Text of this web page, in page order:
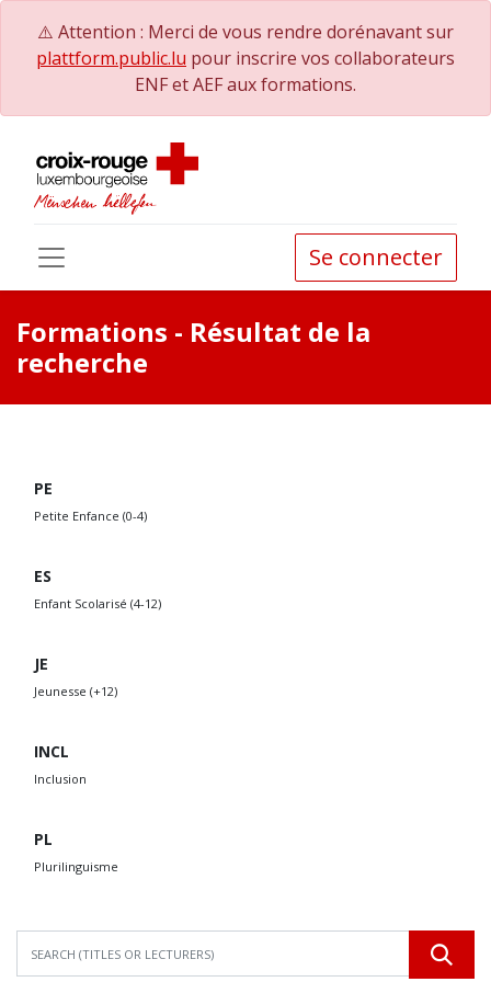
⚠️ Attention : Merci de vous rendre dorénavant sur
plattform.public.lu pour inscrire vos collaborateurs
ENF et AEF aux formations.
Se connecter
Formations - Résultat de la
recherche
PE
Petite Enfance (0-4)
ES
Enfant Scolarisé (4-12)
JE
Jeunesse (+12)
INCL
Inclusion
PL
Plurilinguisme